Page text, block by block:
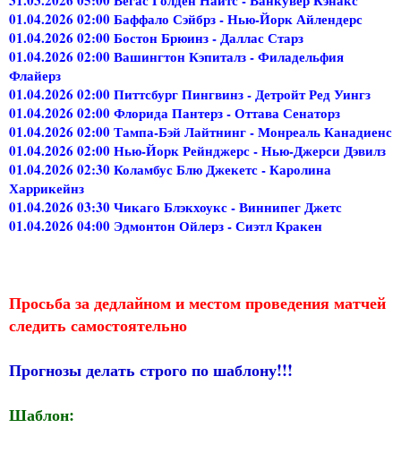
01.04.2026 02:00 Баффало Сэйбрз - Нью-Йорк Айлендерс
01.04.2026 02:00 Бостон Брюинз - Даллас Старз
01.04.2026 02:00 Вашингтон Кэпиталз - Филадельфия
Флайерз
01.04.2026 02:00 Питтсбург Пингвинз - Детройт Ред Уингз
01.04.2026 02:00 Флорида Пантерз - Оттава Сенаторз
01.04.2026 02:00 Тампа-Бэй Лайтнинг - Монреаль Канадиенс
01.04.2026 02:00 Нью-Йорк Рейнджерс - Нью-Джерси Дэвилз
01.04.2026 02:30 Коламбус Блю Джекетс - Каролина
Харрикейнз
01.04.2026 03:30 Чикаго Блэкхоукс - Виннипег Джетс
01.04.2026 04:00 Эдмонтон Ойлерз - Сиэтл Кракен
Просьба за дедлайном и местом проведения матчей
следить самостоятельно
Прогнозы делать строго по шаблону!!!
Шаблон: